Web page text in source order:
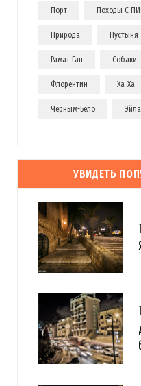
Порт Походы С
Природа Пустыня
Рамат Ган Собаки
Флорентин Ха-Ха
Черным-Бело
УВИДЕТЬ